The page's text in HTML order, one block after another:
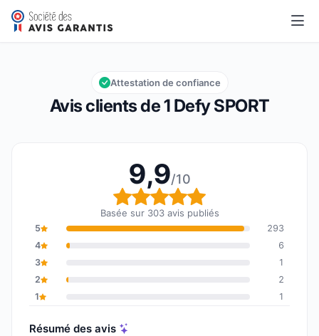
1 Defy SPORT
Note globale : 9,9 sur 10
9,9/10
Avis clients de 1 Defy SPORT
Attestation de confiance
9,9/10
Note globale : 9,9 sur
Basée sur 303 avis publiés
5
293
4
6
3
1
2
2
1
1
Résumé des avis